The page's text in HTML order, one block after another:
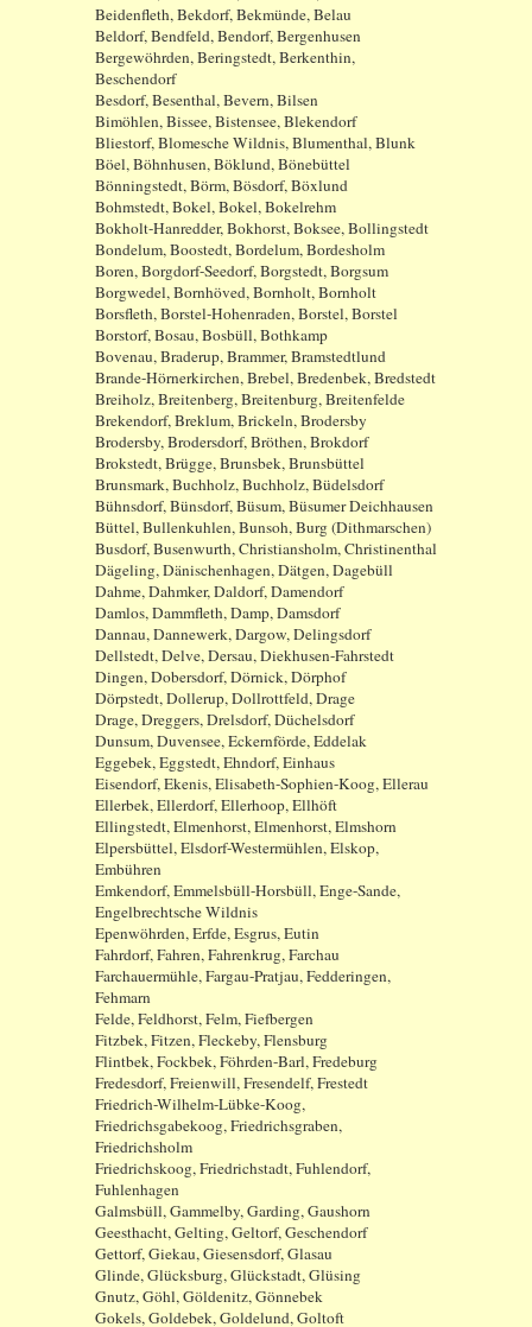
Beidenfleth, Bekdorf, Bekmünde, Belau
Beldorf, Bendfeld, Bendorf, Bergenhusen
Bergewöhrden, Beringstedt, Berkenthin,
Beschendorf
Besdorf, Besenthal, Bevern, Bilsen
Bimöhlen, Bissee, Bistensee, Blekendorf
Bliestorf, Blomesche Wildnis, Blumenthal, Blunk
Böel, Böhnhusen, Böklund, Bönebüttel
Bönningstedt, Börm, Bösdorf, Böxlund
Bohmstedt, Bokel, Bokel, Bokelrehm
Bokholt-Hanredder, Bokhorst, Boksee, Bollingstedt
Bondelum, Boostedt, Bordelum, Bordesholm
Boren, Borgdorf-Seedorf, Borgstedt, Borgsum
Borgwedel, Bornhöved, Bornholt, Bornholt
Borsfleth, Borstel-Hohenraden, Borstel, Borstel
Borstorf, Bosau, Bosbüll, Bothkamp
Bovenau, Braderup, Brammer, Bramstedtlund
Brande-Hörnerkirchen, Brebel, Bredenbek, Bredstedt
Breiholz, Breitenberg, Breitenburg, Breitenfelde
Brekendorf, Breklum, Brickeln, Brodersby
Brodersby, Brodersdorf, Bröthen, Brokdorf
Brokstedt, Brügge, Brunsbek, Brunsbüttel
Brunsmark, Buchholz, Buchholz, Büdelsdorf
Bühnsdorf, Bünsdorf, Büsum, Büsumer Deichhausen
Büttel, Bullenkuhlen, Bunsoh, Burg (Dithmarschen)
Busdorf, Busenwurth, Christiansholm, Christinenthal
Dägeling, Dänischenhagen, Dätgen, Dagebüll
Dahme, Dahmker, Daldorf, Damendorf
Damlos, Dammfleth, Damp, Damsdorf
Dannau, Dannewerk, Dargow, Delingsdorf
Dellstedt, Delve, Dersau, Diekhusen-Fahrstedt
Dingen, Dobersdorf, Dörnick, Dörphof
Dörpstedt, Dollerup, Dollrottfeld, Drage
Drage, Dreggers, Drelsdorf, Düchelsdorf
Dunsum, Duvensee, Eckernförde, Eddelak
Eggebek, Eggstedt, Ehndorf, Einhaus
Eisendorf, Ekenis, Elisabeth-Sophien-Koog, Ellerau
Ellerbek, Ellerdorf, Ellerhoop, Ellhöft
Ellingstedt, Elmenhorst, Elmenhorst, Elmshorn
Elpersbüttel, Elsdorf-Westermühlen, Elskop,
Embühren
Emkendorf, Emmelsbüll-Horsbüll, Enge-Sande,
Engelbrechtsche Wildnis
Epenwöhrden, Erfde, Esgrus, Eutin
Fahrdorf, Fahren, Fahrenkrug, Farchau
Farchauermühle, Fargau-Pratjau, Fedderingen,
Fehmarn
Felde, Feldhorst, Felm, Fiefbergen
Fitzbek, Fitzen, Fleckeby, Flensburg
Flintbek, Fockbek, Föhrden-Barl, Fredeburg
Fredesdorf, Freienwill, Fresendelf, Frestedt
Friedrich-Wilhelm-Lübke-Koog,
Friedrichsgabekoog, Friedrichsgraben,
Friedrichsholm
Friedrichskoog, Friedrichstadt, Fuhlendorf,
Fuhlenhagen
Galmsbüll, Gammelby, Garding, Gaushorn
Geesthacht, Gelting, Geltorf, Geschendorf
Gettorf, Giekau, Giesensdorf, Glasau
Glinde, Glücksburg, Glückstadt, Glüsing
Gnutz, Göhl, Göldenitz, Gönnebek
Gokels, Goldebek, Goldelund, Goltoft